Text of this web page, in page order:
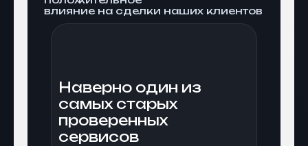
влияние на сделки наших клиентов
Наверно один из
самых старых
проверенных
сервисов